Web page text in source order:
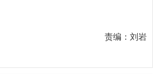
责编：刘岩